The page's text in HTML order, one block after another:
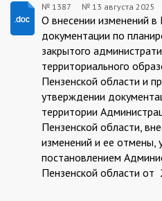
1387/13.08.2025
№ 1387 № 13 августа 2025
О внесении изменений
документации по
закрытого
территориального
Пензенской области и
утверждении
территории
Пензенской области,
изменений и ее отмены,
постановлением
Пензенской области